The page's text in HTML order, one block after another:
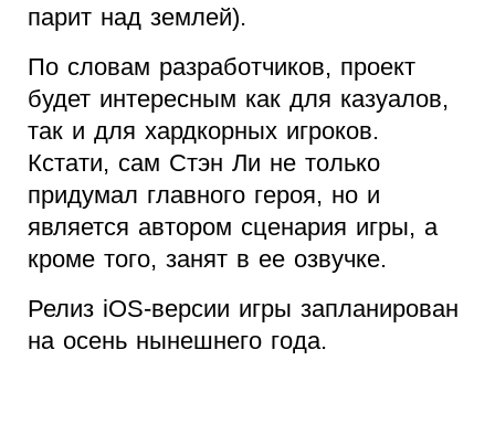
парит над землей).
По словам разработчиков, проект
будет интересным как для казуалов,
так и для хардкорных игроков.
Кстати, сам Стэн Ли не только
придумал главного героя, но и
является автором сценария игры, а
кроме того, занят в ее озвучке.
Релиз iOS-версии игры запланирован
на осень нынешнего года.